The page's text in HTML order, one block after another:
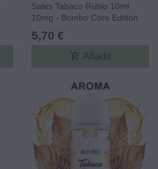
Sales Tabaco Rubio 10ml
10mg - Bombo Core Edition
5,70 €
add_shopping_cart Añadir